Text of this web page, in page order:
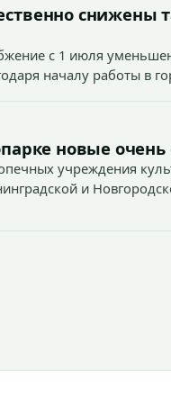
снижены
с 1 июля
началу работы в
новые
учреждения
и